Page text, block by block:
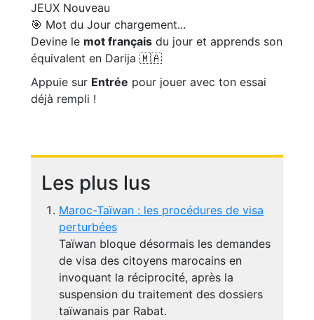
JEUX Nouveau
🎯 Mot du Jour chargement...
Devine le mot français du jour et apprends son
équivalent en Darija 🇲🇦
Appuie sur Entrée pour jouer avec ton essai
déjà rempli !
Les plus lus
Maroc-Taïwan : les procédures de visa
perturbées
Taïwan bloque désormais les demandes
de visa des citoyens marocains en
invoquant la réciprocité, après la
suspension du traitement des dossiers
taïwanais par Rabat.